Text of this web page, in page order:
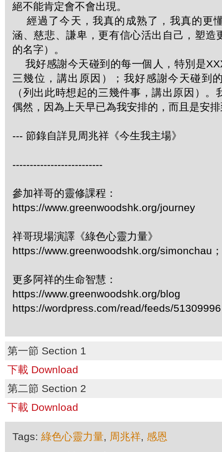
絕不能肯定會不會出現。
經過了今天，我真的成熟了，我真的更
涵、慈悲、謙卑，更有信心活出自己，塑造
的名字）。
我好感謝今天碰到的每一個人，特別是
三幾位，講出原因）；我好感謝今天碰到
（列出此時想起的三幾件事，講出原因）。
偶然，因為上天早已為我安排的，而且是安
--- 節錄自詳見周兆祥《今生我主場》
--------------------------
參加祥哥的靈修課程：
https://www.greenwoodshk.org/journey
祥哥現場演譯《綠色心靈力量》
https://www.greenwoodshk.org/simonchau
更多阿祥的生命智慧：
https://www.greenwoodshk.org/blog
https://wordpress.com/read/feeds/51309996
第一節 Section 1
下載 Download
第二節 Section 2
下載 Download
Tags: 綠色心靈力量, 周兆祥, 感恩